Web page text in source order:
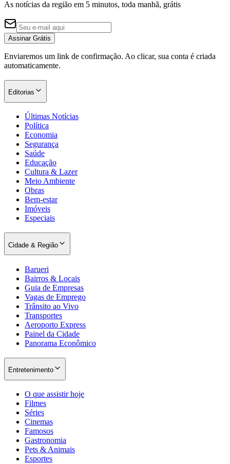
Palmeiras
As notícias da região em 5 minutos, toda manhã, grátis
Assinar Grátis
Enviaremos um link de confirmação. Ao clicar, sua conta é criada
automaticamente.
Editorias
Últimas Notícias
Política
Economia
Segurança
Saúde
Educação
Cultura & Lazer
Meio Ambiente
Obras
Bem-estar
Imóveis
Especiais
Cidade & Região
Barueri
Bairros & Locais
Guia de Empresas
Vagas de Emprego
Trânsito ao Vivo
Transportes
Aeroporto Express
Painel da Cidade
Panorama Econômico
Entretenimento
O que assistir hoje
Filmes
Séries
Cinemas
Famosos
Gastronomia
Pets & Animais
Esportes